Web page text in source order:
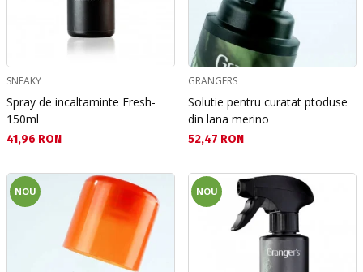
SNEAKY
Spray de incaltaminte Fresh-
150ml
Текуща цена:
41,96 RON
GRANGERS
Solutie pentru curatat ptoduse
din lana merino
Текуща цена:
52,47 RON
NOU NOU